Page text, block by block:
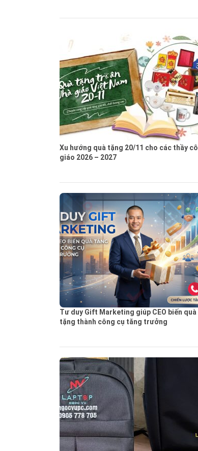
Xu hướng quà tặng 20/11 cho các thầy cô
giáo 2026 – 2027
Tư duy Gift Marketing giúp CEO biến quà
tặng thành công cụ tăng trưởng